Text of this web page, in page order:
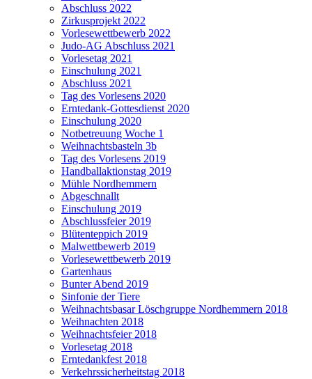
Abschluss 2022
Zirkusprojekt 2022
Vorlesewettbewerb 2022
Judo-AG Abschluss 2021
Vorlesetag 2021
Einschulung 2021
Abschluss 2021
Tag des Vorlesens 2020
Erntedank-Gottesdienst 2020
Einschulung 2020
Notbetreuung Woche 1
Weihnachtsbasteln 3b
Tag des Vorlesens 2019
Handballaktionstag 2019
Mühle Nordhemmern
Abgeschnallt
Einschulung 2019
Abschlussfeier 2019
Blütenteppich 2019
Malwettbewerb 2019
Vorlesewettbewerb 2019
Gartenhaus
Bunter Abend 2019
Sinfonie der Tiere
Weihnachtsbasar Löschgruppe Nordhemmern 2018
Weihnachten 2018
Weihnachtsfeier 2018
Vorlesetag 2018
Erntedankfest 2018
Verkehrssicherheitstag 2018